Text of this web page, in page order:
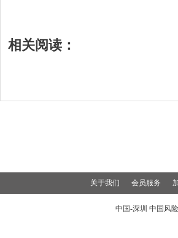
相关阅读：
关于我们 会员服务
中国-深圳 中国风